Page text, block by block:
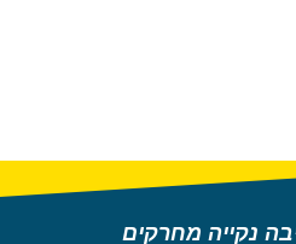
נקייה מחרקים